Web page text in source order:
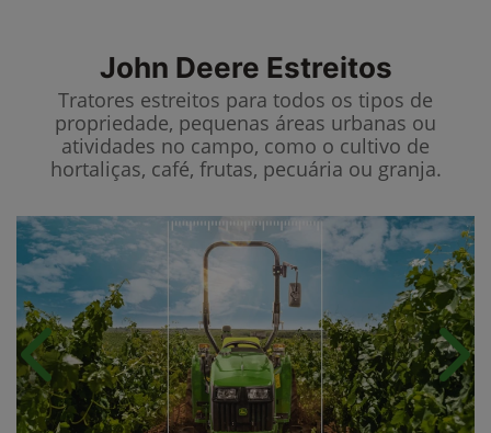
John Deere Estreitos
Tratores estreitos para todos os tipos de
propriedade, pequenas áreas urbanas ou
atividades no campo, como o cultivo de
hortaliças, café, frutas, pecuária ou granja.
Anterior